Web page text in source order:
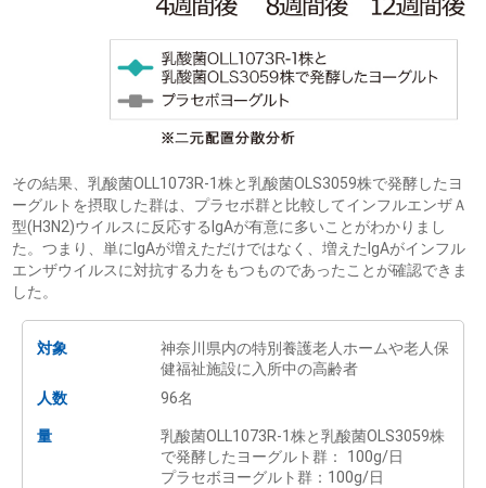
その結果、乳酸菌OLL1073R-1株と乳酸菌OLS3059株で発酵したヨ
ーグルトを摂取した群は、プラセボ群と比較してインフルエンザＡ
型(H3N2)ウイルスに反応するIgAが有意に多いことがわかりまし
た。つまり、単にIgAが増えただけではなく、増えたIgAがインフル
エンザウイルスに対抗する力をもつものであったことが確認できま
した。
対象
神奈川県内の特別養護老人ホームや老人保
健福祉施設に入所中の高齢者
人数
96名
量
乳酸菌OLL1073R-1株と乳酸菌OLS3059株
で発酵したヨーグルト群： 100g/日
プラセボヨーグルト群：100g/日